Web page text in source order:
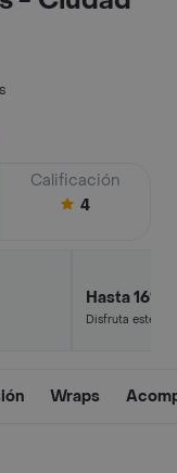
Calificación
4
Hasta 16%
Disfruta este
Wraps